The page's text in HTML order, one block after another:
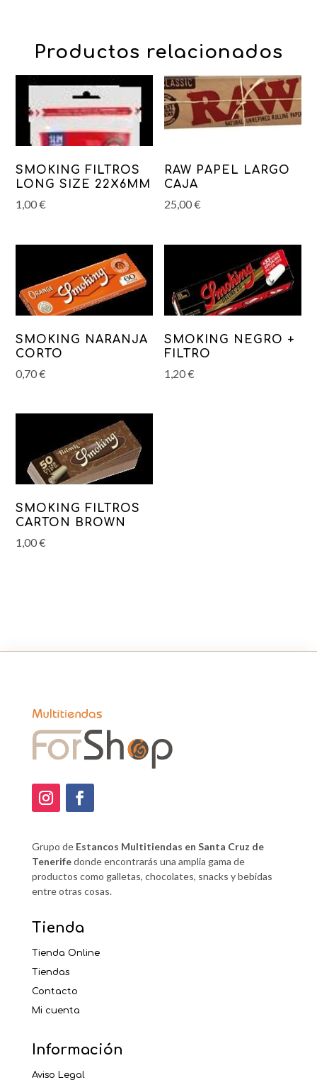
Productos relacionados
SMOKING FILTROS
LONG SIZE 22X6MM
1,00€
RAW PAPEL LARGO
CAJA
25,00€
SMOKING NARANJA
CORTO
0,70€
SMOKING NEGRO +
FILTRO
1,20€
SMOKING FILTROS
CARTON BROWN
1,00€
Grupo de Estancos Multitiendas en Santa Cruz de
Tenerifedonde encontrarás una amplia gama de
productos como galletas, chocolates, snacks y bebidas
entre otras cosas.
Tienda
Tienda Online
Tiendas
Contacto
Mi cuenta
Información
Aviso Legal